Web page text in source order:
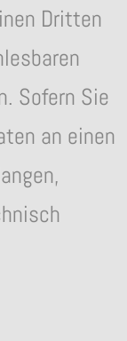
Dritten
Sofern Sie
an einen